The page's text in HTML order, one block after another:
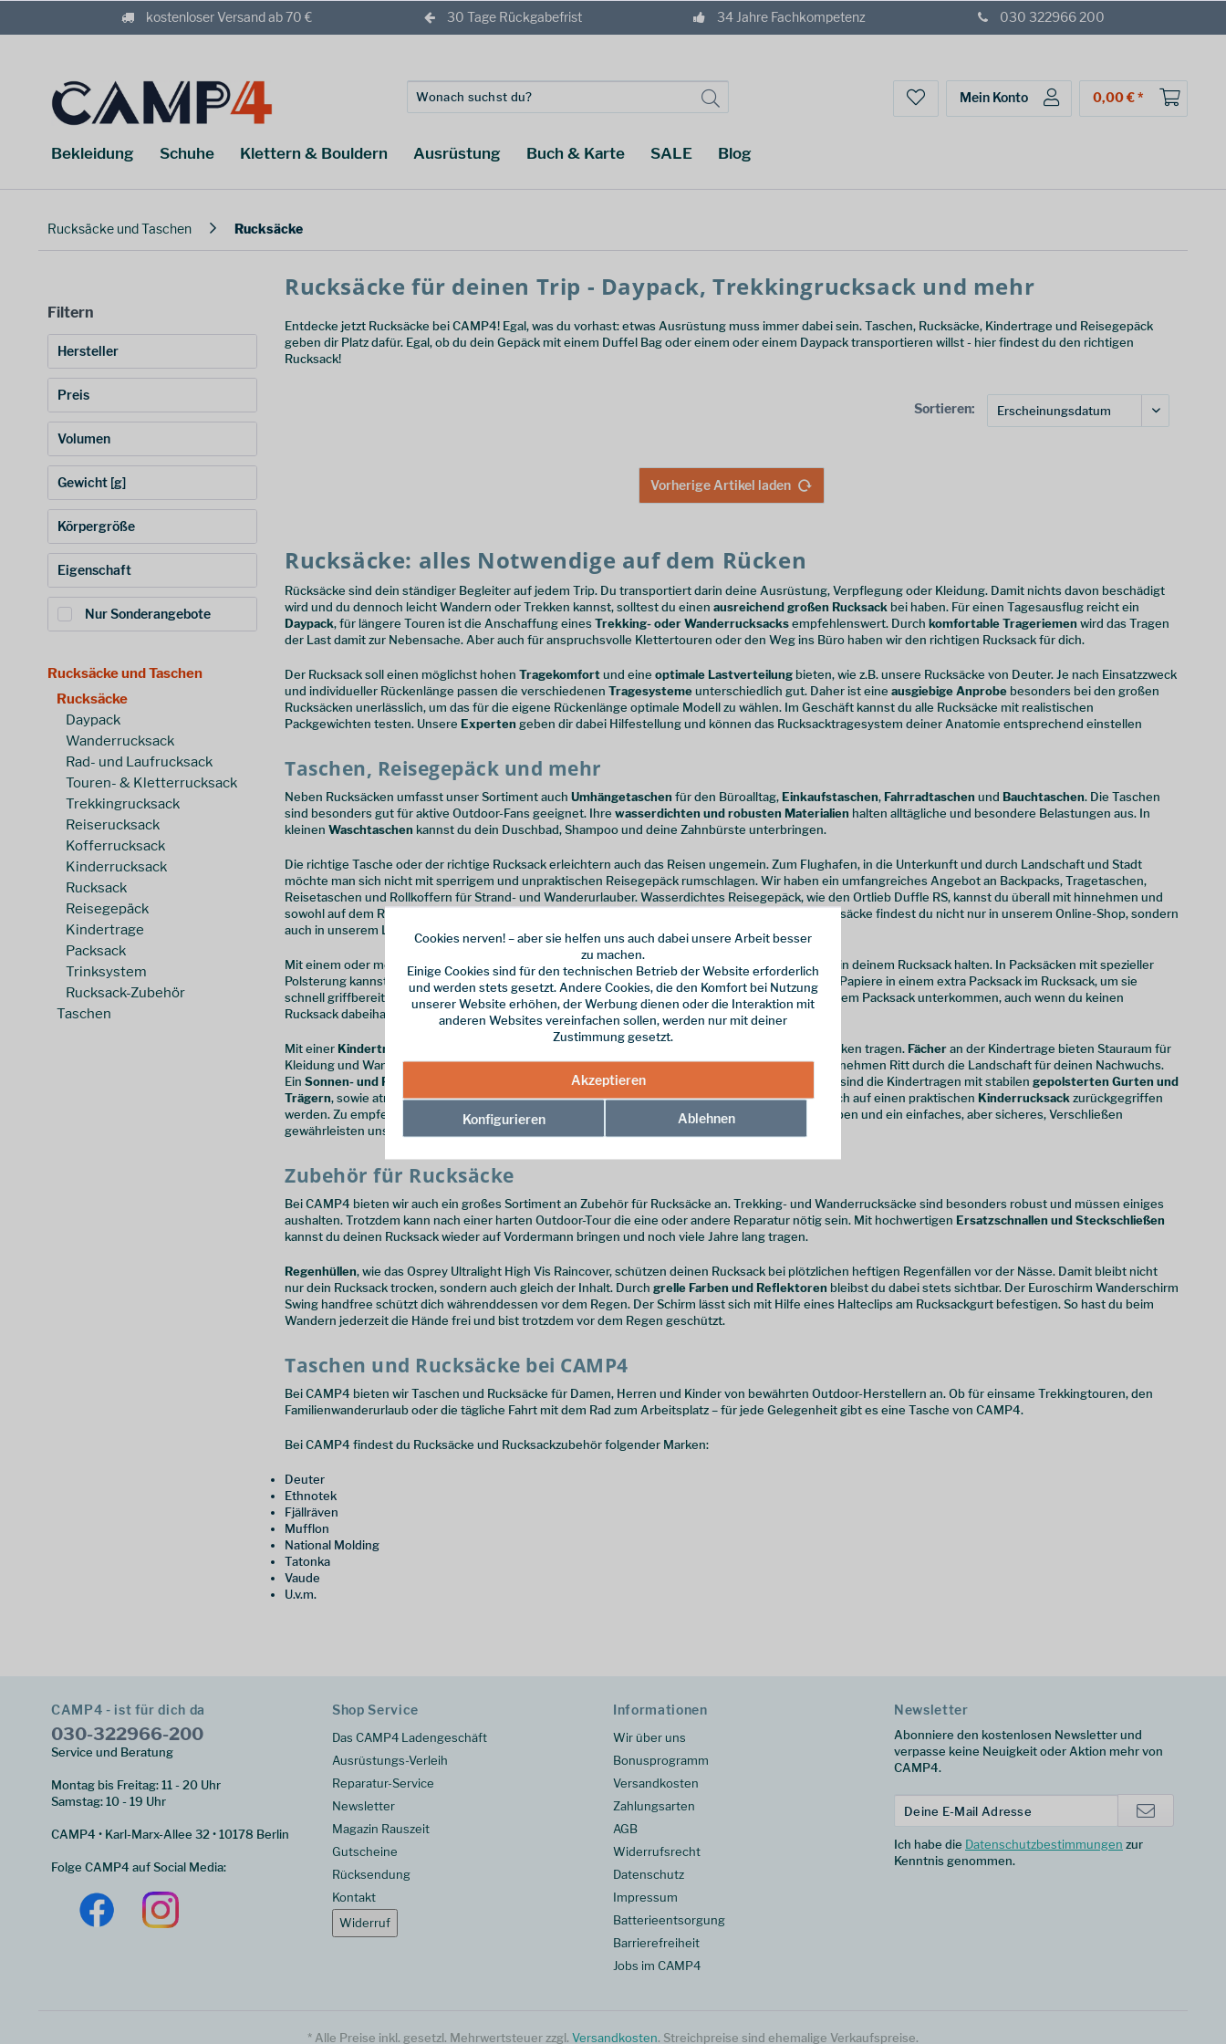
kostenloser Versand ab 70 € 30 Tage Rückgabefrist 34 Jahre Fachkompetenz 030 322966 200
Mein Konto 0,00 € *
Bekleidung Schuhe Klettern & Bouldern Ausrüstung Buch & Karte SALE Blog
Rucksäcke und Taschen Rucksäcke
Filtern
Hersteller
Aevor
Bach(3)
Basic Nature
Black Diamond(1)
Chrome
Cocoon(7)
Deuter(67
Eagle Creek(35)
Euroschirm
Exped(11)
Fjällräven 12)
Gregory
HydraPak
Liteway(2)
Lowe Alpine
)
Lundhags(2)
Mammut(4)
Matador(2)
Mountain Equipment
MSR(1)
Mystery Ranch
noname( )
Ortlieb
Preis
von0,60 €bis455,00 €
Volumen
von0 lbis150 l
Gewicht [g]
von0 gbis4000 g
Körpergröße
150 - 175 cm
176 - 210 cm(241)
Kindergröße(9)
Eigenschaft
Frontzugriff(67)
Recycelte Anteile(5)
Nur Sonderangebote
Rucksäcke und Taschen
Rucksäcke
Daypack
Wanderrucksack
Rad- und Laufrucksack
Touren- & Kletterrucksack
Trekkingrucksack
Reiserucksack
Kofferrucksack
Kinderrucksack
Rucksack
Reisegepäck
Kindertrage
Packsack
Trinksystem
Rucksack-Zubehör
Taschen
Rucksäcke für deinen Trip - Daypack, Trekkingrucksack und mehr
Entdecke jetzt Rucksäcke bei CAMP4! Egal, was du vorhast: etwas Ausrüstung muss immer dabei sein. Taschen, Rucksäcke, Kindertrage und Reisegepäck
geben dir Platz dafür. Egal, ob du dein Gepäck mit einem Duffel Bag oder einem oder einem Daypack transportieren willst - hier findest du den richtigen
Rucksack!
Sortieren:
Vorherige Artikel laden
Rucksäcke: alles Notwendige auf dem Rücken
Rücksäcke sind dein ständiger Begleiter auf jedem Trip. Du transportiert darin deine Ausrüstung, Verpflegung oder Kleidung. Damit nichts davon beschädigt
wird und du dennoch leicht Wandern oder Trekken kannst, solltest du einen ausreichend großen Rucksack bei haben. Für einen Tagesausflug reicht ein
Daypack, für längere Touren ist die Anschaffung eines Trekking- oder Wanderrucksacksempfehlenswert. Durch komfortable Trageriemen wird das Tragen
der Last damit zur Nebensache. Aber auch für anspruchsvolle Klettertouren oder den Weg ins Büro haben wir den richtigen Rucksack für dich.
Der Rucksack soll einen möglichst hohen Tragekomfortund eine optimale Lastverteilung bieten, wie z.B. unsere Rucksäcke von Deuter. Je nach Einsatzzweck
und individueller Rückenlänge passen die verschiedenen Tragesystemeunterschiedlich gut. Daher ist eine ausgiebige Anprobe besonders bei den großen
Rucksäcken unerlässlich, um das für die eigene Rückenlänge optimale Modell zu wählen. Im Geschäft kannst du alle Rucksäcke mit realistischen
Packgewichten testen. Unsere Experten geben dir dabei Hilfestellung und können das Rucksacktragesystem deiner Anatomie entsprechend einstellen
Taschen, Reisegepäck und mehr
Neben Rucksäcken umfasst unser Sortiment auch Umhängetaschen für den Büroalltag, Einkaufstaschen, Fahrradtaschen und Bauchtaschen. Die Taschen
sind besonders gut für aktive Outdoor-Fans geeignet. Ihre wasserdichten und robusten Materialien halten alltägliche und besondere Belastungen aus. In
kleinen Waschtaschen kannst du dein Duschbad, Shampoo und deine Zahnbürste unterbringen.
Die richtige Tasche oder der richtige Rucksack erleichtern auch das Reisen ungemein. Zum Flughafen, in die Unterkunft und durch Landschaft und Stadt
möchte man sich nicht mit sperrigem und unpraktischen Reisegepäck rumschlagen. Wir haben ein umfangreiches Angebot an Backpacks, Tragetaschen,
Reisetaschen und Rollkoffern für Strand- und Wanderurlauber. Wasserdichtes Reisegepäck, wie den Ortlieb Duffle RS, kannst du überall mit hinnehmen und
sowohl auf dem Rücken tragen, als auch wie einen Trolly hinter dir her ziehen. Weitere Ortlieb Rucksäcke findest du nicht nur in unserem Online-Shop, sondern
auch in unserem Ladengeschäft in Berlin.
Mit einem oder mehreren Packsäckenkannst du zusätzliche Ausrüstung verstauen oder Ordnung in deinem Rucksack halten. In Packsäcken mit spezieller
Polsterung kannst du auch dein Mobiltelefon oder Laptop transportieren. Oder du verstaust deine Papiere in einem extra Packsack im Rucksack, um sie
schnell griffbereit zu haben und vor Nässe zu schützen. Auch deine Wäsche kann problemlos in einem Packsack unterkommen, auch wenn du keinen
Rucksack dabeihast.
Mit einer Kindertrage kannst du deine kleinen Bergfreunde mit auf Tour nehmen und auf dem Rücken tragen. Fächeran der Kindertrage bieten Stauraum für
Kleidung und Wanderausrüstung.Weiche Sitzflächen,StützenundPolstersorgen für einen angenehmen Ritt durch die Landschaft für deinen Nachwuchs.
Ein Sonnen- und Regendach behütet dein Kind vor der Witterung. Damit auch du es bequem hast, sind die Kindertragen mit stabilen gepolsterten Gurten und
Trägern, sowie atmungsaktiven Rückensystemen ausgestattet. Für etwas größere Kinder kann auch auf einen praktischen Kinderrucksack zurückgegriffen
werden. Zu empfehlen sind die funktionalen und farbenfrohen Deuter Kinderrucksäcke. Bunte Farben und ein einfaches, aber sicheres, Verschließen
gewährleisten unsere Vaude Rucksäcke für Kinder.
Zubehör für Rucksäcke
Bei CAMP4 bieten wir auch ein großes Sortiment an Zubehör für Rucksäcke an. Trekking- und Wanderrucksäcke sind besonders robust und müssen einiges
aushalten. Trotzdem kann nach einer harten Outdoor-Tour die eine oder andere Reparatur nötig sein. Mit hochwertigen Ersatzschnallen und Steckschließen
kannst du deinen Rucksack wieder auf Vordermann bringen und noch viele Jahre lang tragen.
Regenhüllen, wie das Osprey Ultralight High Vis Raincover, schützen deinen Rucksack bei plötzlichen heftigen Regenfällen vor der Nässe. Damit bleibt nicht
nur dein Rucksack trocken, sondern auch gleich der Inhalt. Durch grelle Farben und Reflektoren bleibst du dabei stets sichtbar. Der Euroschirm Wanderschirm
Swing handfree schützt dich währenddessen vor dem Regen. Der Schirm lässt sich mit Hilfe eines Halteclips am Rucksackgurt befestigen. So hast du beim
Wandern jederzeit die Hände frei und bist trotzdem vor dem Regen geschützt.
Taschen und Rucksäcke bei CAMP4
Bei CAMP4 bieten wir Taschen und Rucksäcke für Damen, Herren und Kinder von bewährten Outdoor-Herstellern an. Ob für einsame Trekkingtouren, den
Familienwanderurlaub oder die tägliche Fahrt mit dem Rad zum Arbeitsplatz – für jede Gelegenheit gibt es eine Tasche von CAMP4.
Bei CAMP4 findest du Rucksäcke und Rucksackzubehör folgender Marken:
Deuter
Ethnotek
Fjällräven
Mufflon
National Molding
Tatonka
Vaude
U.v.m.
CAMP4 - ist für dich da
030-322966-200
Service und Beratung
Montag bis Freitag: 11 - 20 Uhr
Samstag: 10 - 19 Uhr
CAMP4 • Karl-Marx-Allee 32 • 10178 Berlin
Folge CAMP4 auf Social Media:
Shop Service
Das CAMP4 Ladengeschäft
Ausrüstungs-Verleih
Reparatur-Service
Newsletter
Magazin Rauszeit
Gutscheine
Rücksendung
Kontakt
Widerruf
Informationen
Wir über uns
Bonusprogramm
Versandkosten
Zahlungsarten
AGB
Widerrufsrecht
Datenschutz
Impressum
Batterieentsorgung
Barrierefreiheit
Jobs im CAMP4
Newsletter
Abonniere den kostenlosen Newsletter und
verpasse keine Neuigkeit oder Aktion mehr von
CAMP4.
Ich habe die Datenschutzbestimmungen zur
Kenntnis genommen.
* Alle Preise inkl. gesetzl. Mehrwertsteuer zzgl. Versandkosten. Streichpreise sind ehemalige Verkaufspreise.
Cookies nerven! – aber sie helfen uns auch dabei unsere Arbeit besser
zu machen.
Einige Cookies sind für den technischen Betrieb der Website erforderlich
und werden stets gesetzt. Andere Cookies, die den Komfort bei Nutzung
unserer Website erhöhen, der Werbung dienen oder die Interaktion mit
anderen Websites vereinfachen sollen, werden nur mit deiner
Zustimmung gesetzt.
Akzeptieren
Konfigurieren Ablehnen